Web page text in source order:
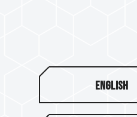
English